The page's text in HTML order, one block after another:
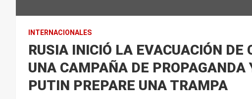
INTERNACIONALES
RUSIA INICIÓ LA EVACUACIÓN DE
UNA CAMPAÑA DE PROPAGANDA
PUTIN PREPARE UNA TRAMPA